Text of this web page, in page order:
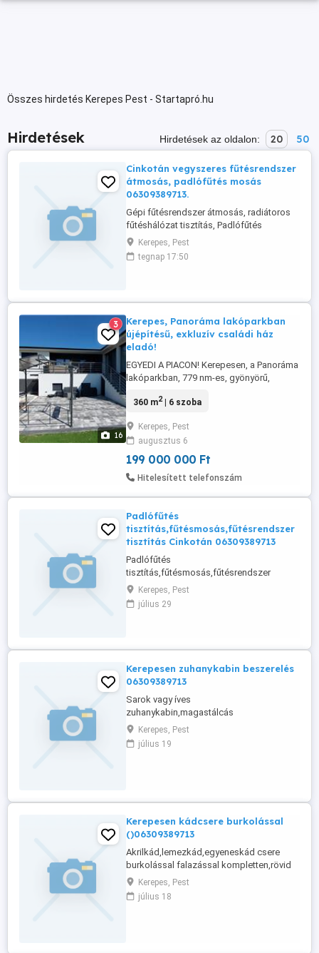
Összes hirdetés Kerepes Pest - Startapró.hu
Hirdetések Hirdetések az oldalon: 20 50
Cinkotán vegyszeres fűtésrendszer
átmosás, padlófűtés mosás
06309389713.
Gépi fűtésrendszer átmosás, radiátoros
fűtéshálózat tisztítás, Padlófűtés
átmosás,vegyszeres fűtésrendszer
tisztítás
Kerepes, Pest
tegnap 17:50
16
3
Kerepes, Panoráma lakóparkban
újépítésű, exkluzív családi ház
eladó!
EGYEDI A PIACON! Kerepesen, a Panoráma
lakóparkban, 779 nm-es, gyönyörű,
csendes, 2021-ben épült, prémium
360 nm-es, 6 szobás, amerikai konyhás,
exkluzív, önálló családi ház, hatalmas,
panorámás terasszal, beépített minőségi
360 m2| 6 szoba
Kerepes, Pest
augusztus 6
199 000 000 Ft
Hitelesített telefonszám
Padlófűtés
tisztítás,fűtésmosás,fűtésrendszer
tisztítás Cinkotán 06309389713
Padlófűtés
tisztítás,fűtésmosás,fűtésrendszer
tisztítás budapesten 06309389713
Kerepes, Pest
július 29
Kerepesen zuhanykabin beszerelés
06309389713
Sarok vagy íves
zuhanykabin,magastálcás
zuhanykabin,kádparaván beszerelés rövid
határidővel vállalalok.
Kerepes, Pest
július 19
Kerepesen kádcsere burkolással
()06309389713
Akrilkád,lemezkád,egyeneskád csere
burkolással falazással kompletten,rövid
határidővel 1nap alatt készre.
Kerepes, Pest
július 18